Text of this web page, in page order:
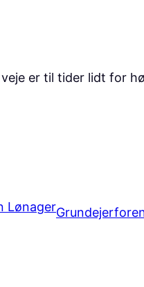
er til tider lidt for